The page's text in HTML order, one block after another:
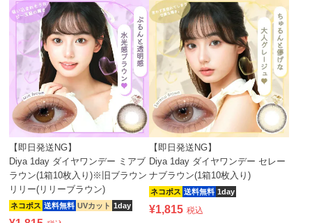
【即日発送NG】
Diya 1day ダイヤワンデー ミアブ
ラウン(1箱10枚入り)※旧ブラウン
リリー(リリーブラウン)
ネコポス 送料無料 UVカット 1day
【即日発送NG】
Diya 1day ダイヤワンデー セレー
ナブラウン(1箱10枚入り)
ネコポス 送料無料 1day
¥1,815 税込